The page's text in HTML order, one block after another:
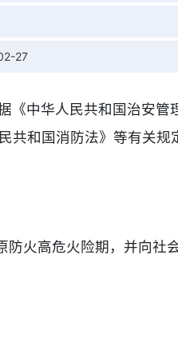
27
《中华人民共和国治安管
共和国消防法》等有关规
火高危火险期，并向社会